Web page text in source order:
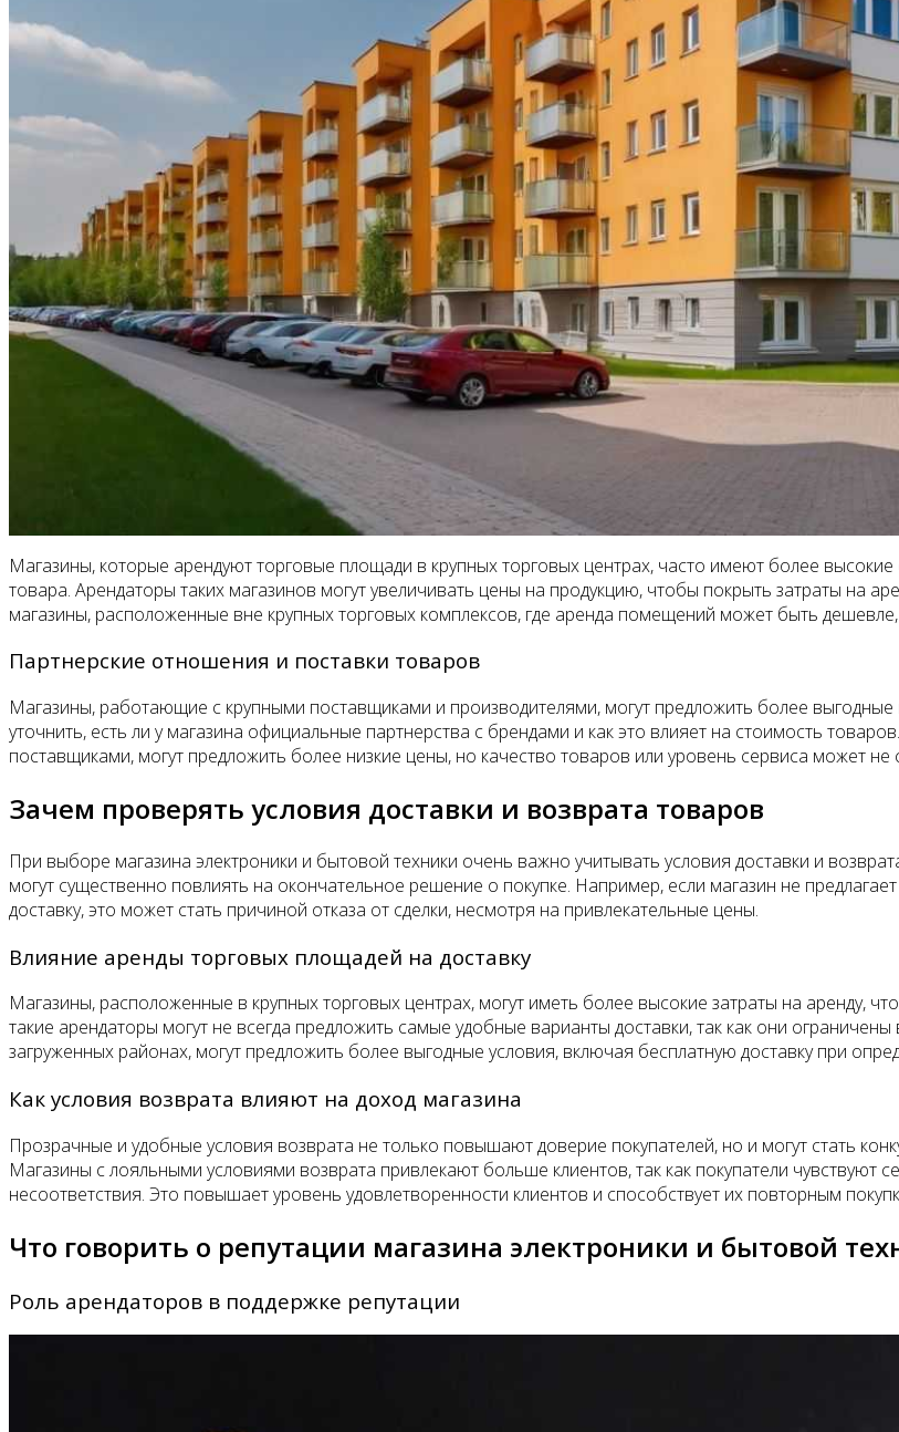
Магазины, которые арендуют торговые площади в крупных торговых центрах, часто имеют более
товара. Арендаторы таких магазинов могут увеличивать цены на продукцию, чтобы покрыть затраты на
магазины, расположенные вне крупных торговых комплексов, где аренда помещений может быть
Партнерские отношения и поставки товаров
Магазины, работающие с крупными поставщиками и производителями, могут предложить более выгодные
уточнить, есть ли у магазина официальные партнерства с брендами и как это влияет на стоимость
поставщиками, могут предложить более низкие цены, но качество товаров или уровень сервиса может
Зачем проверять условия доставки и возврата товаров
При выборе магазина электроники и бытовой техники очень важно учитывать условия доставки и
могут существенно повлиять на окончательное решение о покупке. Например, если магазин не
доставку, это может стать причиной отказа от сделки, несмотря на привлекательные цены.
Влияние аренды торговых площадей на доставку
Магазины, расположенные в крупных торговых центрах, могут иметь более высокие затраты на аренду,
такие арендаторы могут не всегда предложить самые удобные варианты доставки, так как они
загруженных районах, могут предложить более выгодные условия, включая бесплатную доставку при
Как условия возврата влияют на доход магазина
Прозрачные и удобные условия возврата не только повышают доверие покупателей, но и могут стать
Магазины с лояльными условиями возврата привлекают больше клиентов, так как покупатели чувствуют
несоответствия. Это повышает уровень удовлетворенности клиентов и способствует их повторным
Что говорить о репутации магазина электроники и бытовой
Роль арендаторов в поддержке репутации